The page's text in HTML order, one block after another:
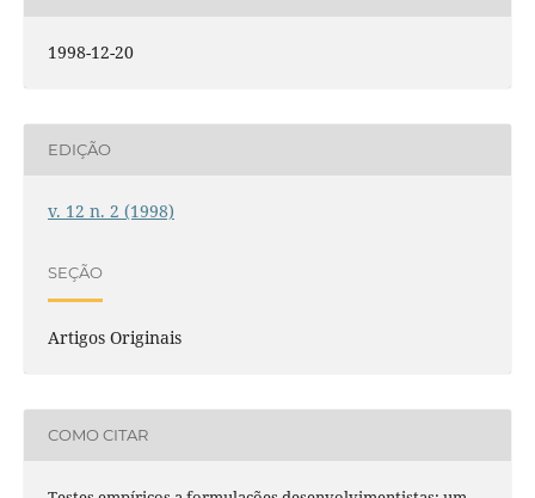
1998-12-20
EDIÇÃO
v. 12 n. 2 (1998)
SEÇÃO
Artigos Originais
COMO CITAR